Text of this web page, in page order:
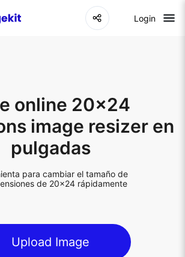
Login
online 20x24
image resizer en
pulgadas
para cambiar el tamaño de
de 20x24 rápidamente
Upload Image